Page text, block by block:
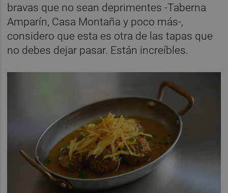
bravas que no sean deprimentes -Taberna
Amparín, Casa Montaña y poco más-,
considero que esta es otra de las tapas que
no debes dejar pasar. Están increíbles.